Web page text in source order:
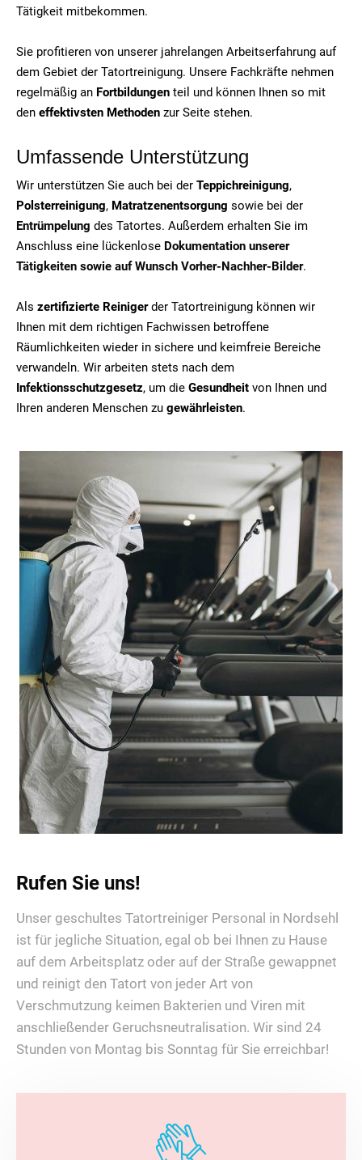
Tätigkeit mitbekommen.
Sie profitieren von unserer jahrelangen Arbeitserfahrung auf
dem Gebiet der Tatortreinigung. Unsere Fachkräfte nehmen
regelmäßig an Fortbildungen teil und können Ihnen so mit
den effektivsten Methoden zur Seite stehen.
Umfassende Unterstützung
Wir unterstützen Sie auch bei der Teppichreinigung,
Polsterreinigung, Matratzenentsorgung sowie bei der
Entrümpelung des Tatortes. Außerdem erhalten Sie im
Anschluss eine lückenlose Dokumentation unserer
Tätigkeiten sowie auf Wunsch Vorher-Nachher-Bilder.
Als zertifizierte Reinigerder Tatortreinigung können wir
Ihnen mit dem richtigen Fachwissen betroffene
Räumlichkeiten wieder in sichere und keimfreie Bereiche
verwandeln. Wir arbeiten stets nach dem
Infektionsschutzgesetz, um die Gesundheit von Ihnen und
Ihren anderen Menschen zu gewährleisten.
Rufen Sie uns!
Unser geschultes Tatortreiniger Personal in Nordsehl
ist für jegliche Situation, egal ob bei Ihnen zu Hause
auf dem Arbeitsplatz oder auf der Straße gewappnet
und reinigt den Tatort von jeder Art von
Verschmutzung keimen Bakterien und Viren mit
anschließender Geruchsneutralisation. Wir sind 24
Stunden von Montag bis Sonntag für Sie erreichbar!